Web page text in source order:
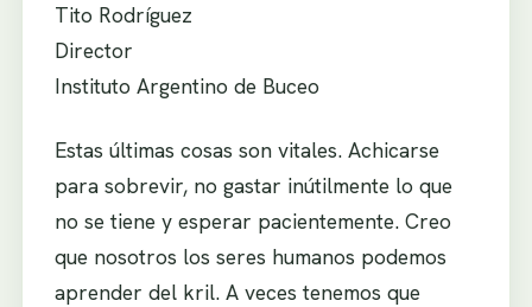
Tito Rodríguez
Director
Instituto Argentino de Buceo
Estas últimas cosas son vitales. Achicarse
para sobrevir, no gastar inútilmente lo que
no se tiene y esperar pacientemente. Creo
que nosotros los seres humanos podemos
aprender del kril. A veces tenemos que